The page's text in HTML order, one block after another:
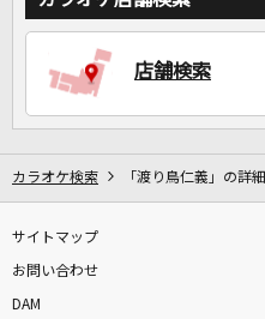
店舗検索
カラオケ検索 「渡り鳥仁義」の詳細
サイトマップ
お問い合わせ
DAM